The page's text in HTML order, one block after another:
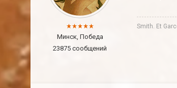
Минск, Победа
23875 сообщений
Smith. Et